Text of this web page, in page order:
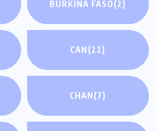
BURKINA FASO(2)
CAN(22)
CHAN(7)